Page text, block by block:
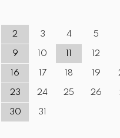
2 3 4 5
9 10 12
16 17 18 19
23 24 25 26
30 31